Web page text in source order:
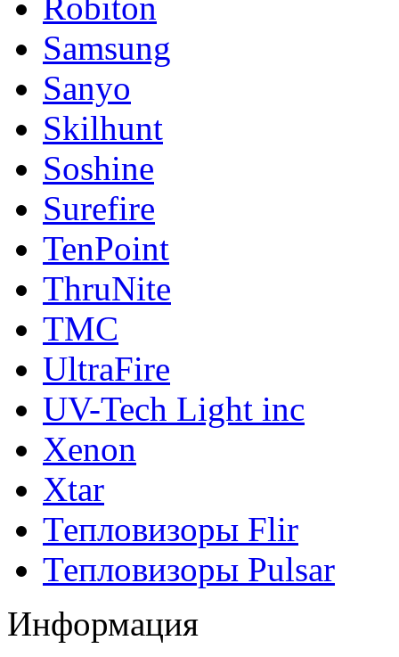
Samsung
Sanyo
Skilhunt
Soshine
Surefire
TenPoint
ThruNite
TMC
UltraFire
UV-Tech Light inc
Xenon
Xtar
Тепловизоры Flir
Тепловизоры Pulsar
Информация